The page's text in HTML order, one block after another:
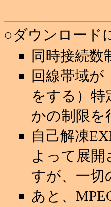
○ダウンロード
同時接続
回線帯域
をする）
かの制限を
自己解凍
よって展
すが、一切
あと、